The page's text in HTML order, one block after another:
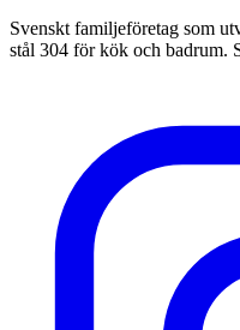
Svenskt familjeföretag som
stål 304 för kök och badrum.